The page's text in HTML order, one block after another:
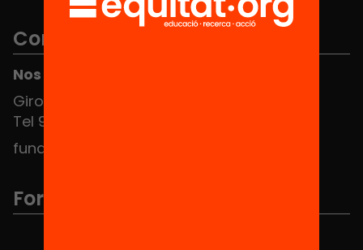
Contacto
Nos puedes encontrar en el HUB Social
Girona 34, interior 08010 Barcelona
Tel 934 588 700
fundacio@equitat.org
Formamos parte de...